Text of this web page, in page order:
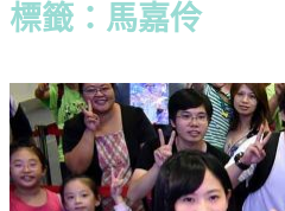
標籤：馬嘉伶